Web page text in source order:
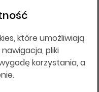
KNF z dnia
stronie w tym
nie są
miejsce
które umożliwiają
pliki
korzystania, a